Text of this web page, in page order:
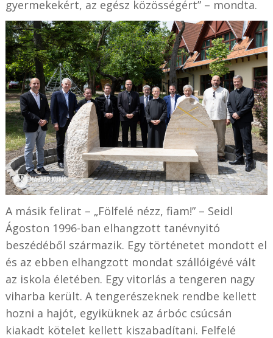
gyermekekért, az egész közösségért” – mondta.
A másik felirat – „Fölfelé nézz, fiam!” – Seidl
Ágoston 1996-ban elhangzott tanévnyitó
beszédéből származik. Egy történetet mondott el
és az ebben elhangzott mondat szállóigévé vált
az iskola életében. Egy vitorlás a tengeren nagy
viharba került. A tengerészeknek rendbe kellett
hozni a hajót, egyiküknek az árbóc csúcsán
kiakadt kötelet kellett kiszabadítani. Felfelé